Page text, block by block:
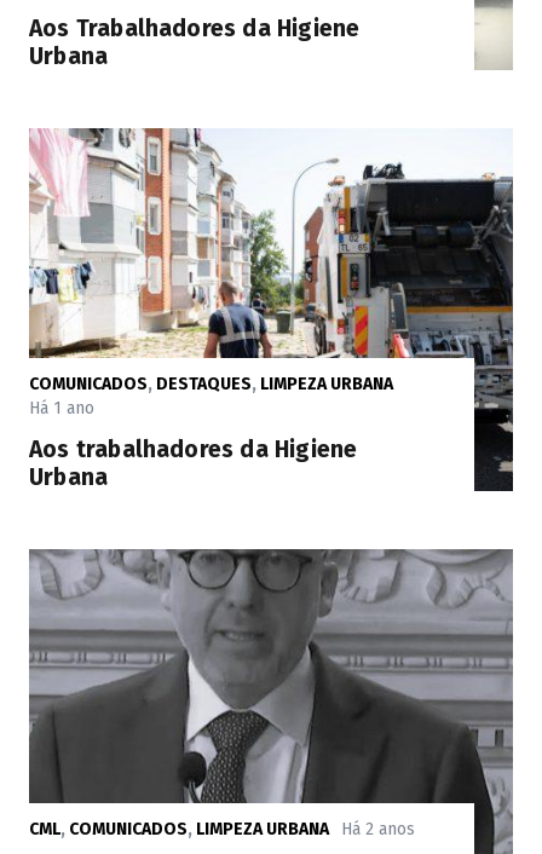
Aos Trabalhadores da Higiene
Urbana
COMUNICADOS, DESTAQUES, LIMPEZA URBANA
Há 1 ano
Aos trabalhadores da Higiene
Urbana
CML, COMUNICADOS, LIMPEZA URBANA Há 2 anos